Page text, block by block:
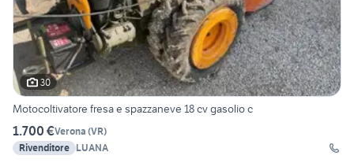
30
Motocoltivatore fresa e spazzaneve 18 cv gasolio c
1.700 €Verona (VR)
Rivenditore LUANA